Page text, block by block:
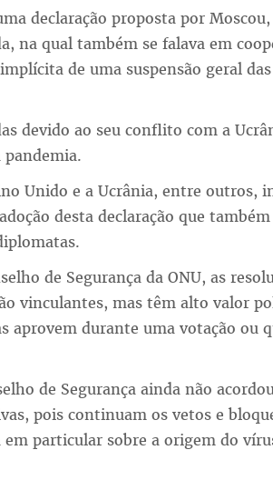
declaração proposta por
na qual também se falava em
de uma suspensão geral das
devido ao seu conflito com a
pandemia.
Unido e a Ucrânia, entre outros,
desta declaração que
de Segurança da ONU, as
vinculantes, mas têm alto valor
aprovem durante uma votação ou
de Segurança ainda não
pois continuam os vetos e
em particular sobre a origem do